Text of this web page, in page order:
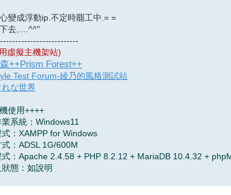
變成浮動ip.不定時罷工中.= =
去,....^^"
虛擬主機架站)
++Prism Forest++
Test Forum-綾乃的風格測試站
な世界
使用++++
系統：Windows11
：XAMPP for Windows
：ADSL 1G/600M
式：Apache 2.4.58 + PHP 8.2.12 + MariaDB 10.4.32 +
態：如說明